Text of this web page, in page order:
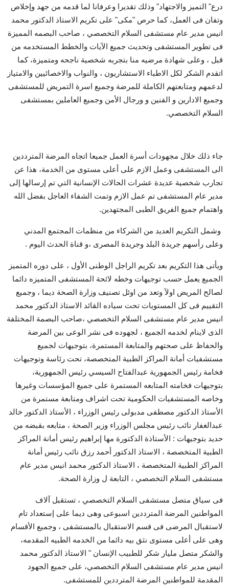
درع" التميز والاجتهاد" وذلك تقديرا وعرفانا لما قدمه من جهد وإخلاص
وتفان فى العمل، كما حرص "مكى" على تكريم الاستاذ الدكتور محمد
انيس مدير عام مستشفى السلام التخصصي ، صاحب البصمه المميزة
فى تطوير المستشفى وتحديث جميع الآيات والخطط المستخدمه من
قبل ، وعلى شهادة مرضيه منا بتجربه شخصية ناجحه ومتميزة، كما
اتقدم الشكر لكل الاطباء الاستشاريون ، والنواب والاخصائيين والامتياز
لدعمهم ومتابعتهم الكاملة للمرضة وجميع اسرة التمريض للمستشفى
وجميع الادارين و الفنين و ورجال الأمن وجميع العاملين بمستشفى
السلام التخصصي.
جاء ذلك خلال مجهودات أسرة العمل جميعا اتجاه المرضة المترددين
الى المستشفى وعمل الازم على أعلى مستوى من الخدمة، هذا عن
تجارب شخصية عديدة عشرات الحالات الإنسانية التي تم إرسالها إلى
مدير عام المستشفى تم عمل الازم وتمت الشفاء العاجل بفضل الله
واهتمام جميع الفريق الطبى المجتهدين.
وشمل التكريم العديد من الشركاء من منظمات المجتمع المدني
وعلى رأسهم جريدة البلد وجريدة المصرى ،و قناة الحدث اليوم .
ويأتى هذا التكريم بعد تكريم الراجل الوطنى الأول ، على دوره المتميز
الجميع يعمل حسب توجيهات وخطه لائحة المستشفى المتميزه دائما
لصالح المريض اولآ وتعد من اوئل تصنيف وزارة الصحة ديما ، وجميع
التقييم فى كل المستويات تحت سياده القائد الاستاذ الدكتور محمد
انيس مدير عام مستشفى السلام التخصصي ،صاحب البصمة المختلفة
الذى لاينام لخدمه الجميع ، لجهوده فى نشر الوعى بين المرضة
والحفاظ على صحتهم والمتابعة المستمرة، بتوجيهات لجميع
مستشفيات أمانة المراكز الطبية المتخصصة، تحت رئاسة وتوجيهات
فخامة رئيس الجمهورية عبدالفتاح السيسي رئيس الجمهورية،
بتوجيهات فخامته المتابعه المستمرة على جميع المؤسسات وغيرها
وخاصه المستشفيات الحكومية تحت اشراف ومتابعة مستمرة من
الأستاذ الدكتور مصطفى مدبولى رئيس الوزراء ، الأستاذ الدكتور خالد
عبدالغفار نائب رئيس مجلس الوزراء وزير الصحة ، متابعه بقبضه من
حديد بتوجيهات : الأستاذة الدكتورة مها إبراهيم رئيس أمانة المراكز
الطبية المتخصصة ، الاستاذ الدكتور أحمد رزق نائب رئيس أمانة
المراكز الطبية المتخصصة ، الاستاذ الدكتور محمد انيس مدير عام
مستشفى السلام التخصصي ، التابعة ل وزارة الصحة.
فى سياق متصل مستشفى السلام التخصصي ، تستقبل آلاف
المواطنين المرضة المترددين اسبوعى وهى ديما على إستعداد تام
لاستقبال المرضى فى قسم الاستقبال بالمستشفى ، وجميع الأقسام
وهى على أعلى مستوى نثق بيه دائما من الخدمه الطبيه المقدمه،
والشكر متصل مليار شكر للطبيب الإنسان " الاستاذ الدكتور محمد
انيس مدير عام مستشفى السلام التخصصي، على جميع الجهود
المقدمة للمواطنين المرضة المترددين للمستشفى.